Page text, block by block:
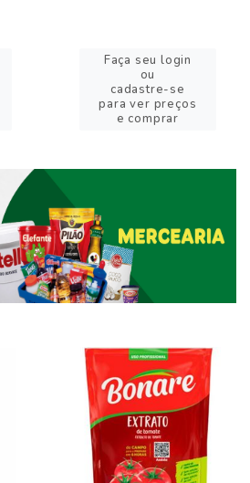
Faça seu login
ou
cadastre-se
para ver preços
e comprar